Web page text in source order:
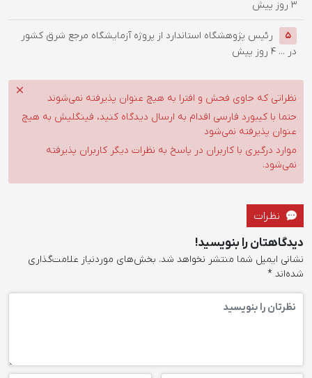
3 روز پیش
5
رئیس پژوهشگاه استاندارد از پروژه آزمایشگاه مرجع شرق کشور
در ... 4 روز پیش
نظراتی که حاوی فحش و افترا به هیچ عنوان پذیرفته نمی‌شوند
حتما با کیبورد فارسی اقدام به ارسال دیدگاه کنید، فینگلیش به هیچ
عنوان پذیرفته نمی‌شود
موارد درگیری با کاربران در پاسخ به نظرات دیگر کاربران پذیرفته
نمی‌شود.
نظرات
دیدگاهتان را بنویسید!
نشانی ایمیل شما منتشر نخواهد شد. بخش‌های موردنیاز علامت‌گذاری
شده‌اند *